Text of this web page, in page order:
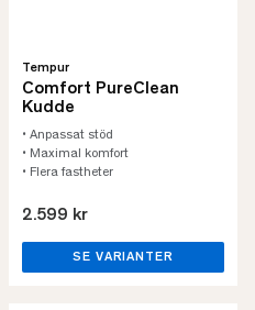
Tempur
Comfort PureClean
Kudde
• Anpassat stöd
• Maximal komfort
• Flera fastheter
2.599 kr
SE VARIANTER